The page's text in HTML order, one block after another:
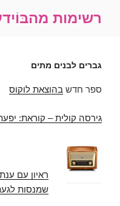
מהבּוֹידעם של
מתים
לוקוס
– קוראת: יפעת הראבן
שמנסות לגעת", רשת א' בשעה